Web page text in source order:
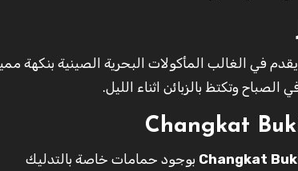
يقدم في الغالب المأكولات البحرية الصينية بنكهة
وتكتظ بالزبائن اثناء الليل.
بوجود حمامات خاصة بالتدليك